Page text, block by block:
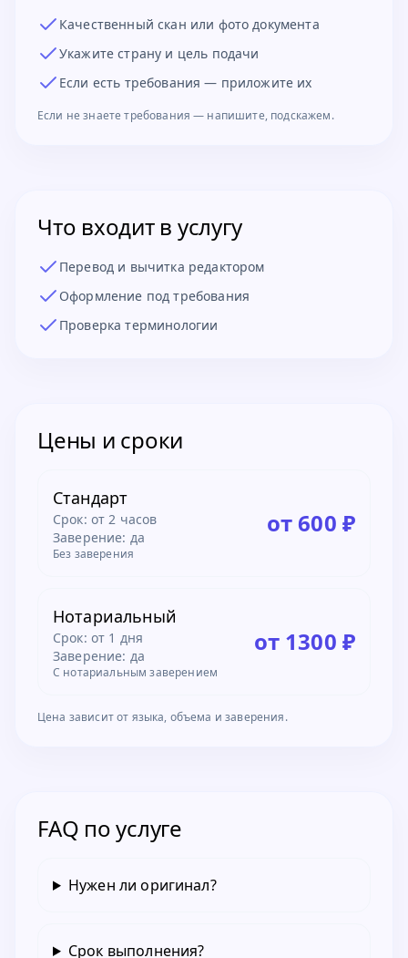
Качественный скан или фото документа
Укажите страну и цель подачи
Если есть требования — приложите их
Если не знаете требования — напишите, подскажем.
Что входит в услугу
Перевод и вычитка редактором
Оформление под требования
Проверка терминологии
Цены и сроки
Стандарт
Срок: от 2 часов
Заверение: да
Без заверения
от 600 ₽
Нотариальный
Срок: от 1 дня
Заверение: да
С нотариальным заверением
от 1300 ₽
Цена зависит от языка, объема и заверения.
FAQ по услуге
Нужен ли оригинал?
Срок выполнения?